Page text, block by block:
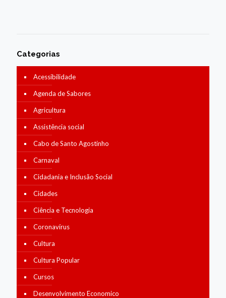
Categorias
Acessibilidade
Agenda de Sabores
Agricultura
Assistência social
Cabo de Santo Agostinho
Carnaval
Cidadania e Inclusão Social
Cidades
Ciência e Tecnologia
Coronavírus
Cultura
Cultura Popular
Cursos
Desenvolvimento Economico